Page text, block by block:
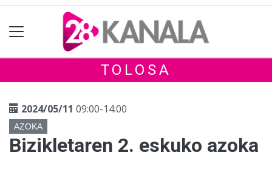
TOLOSA
2024/05/11 09:00-14:00
AZOKA
Bizikletaren 2. eskuko azoka